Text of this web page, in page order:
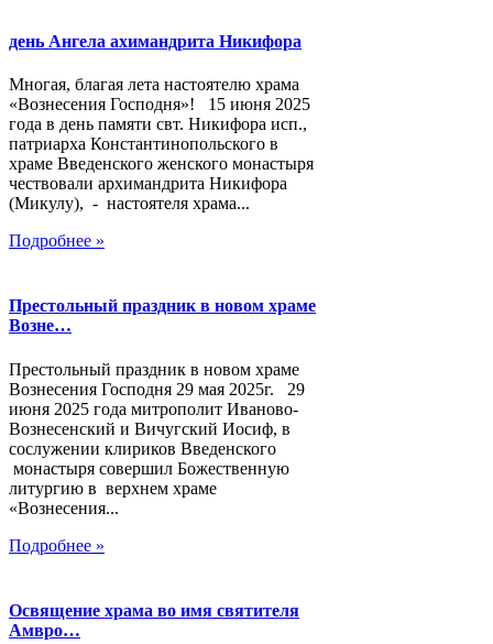
день Ангела ахимандрита Никифора
Многая, благая лета настоятелю храма
«Вознесения Господня»! 15 июня 2025
года в день памяти свт. Никифора исп.,
патриарха Константинопольского в
храме Введенского женского монастыря
чествовали архимандрита Никифора
(Микулу), - настоятеля храма...
Подробнее »
Престольный праздник в новом храме
Возне…
Престольный праздник в новом храме
Вознесения Господня 29 мая 2025г. 29
июня 2025 года митрополит Иваново-
Вознесенский и Вичугский Иосиф, в
сослужении клириков Введенского
монастыря совершил Божественную
литургию в верхнем храме
«Вознесения...
Подробнее »
Освящение храма во имя святителя
Амвро…